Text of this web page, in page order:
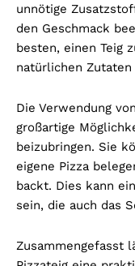
unnötige
den Geschmack
besten, einen Teig
natürlichen
Die Verwendung
großartige
beizubringen. Sie
eigene Pizza
backt. Dies kann
sein, die auch das
Zusammengefasst